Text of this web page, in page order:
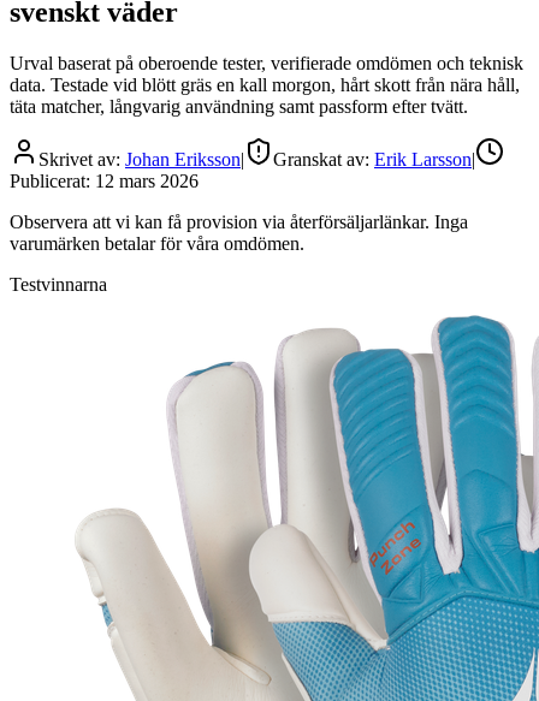
svenskt väder
Urval baserat på oberoende tester, verifierade omdömen och teknisk
data. Testade vid blött gräs en kall morgon, hårt skott från nära håll,
täta matcher, långvarig användning samt passform efter tvätt.
Skrivet av: Johan Eriksson| Granskat av: Erik Larsson|
Publicerat: 12 mars 2026
Observera att vi kan få provision via återförsäljarlänkar. Inga
varumärken betalar för våra omdömen.
Testvinnarna